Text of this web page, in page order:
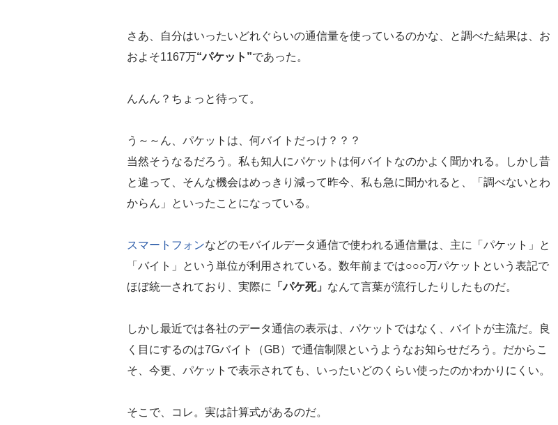
さあ、自分はいったいどれぐらいの通信量を使っているのかな、と調べた結果は、お
およそ1167万“パケット”であった。
んんん？ちょっと待って。
う～～ん、パケットは、何バイトだっけ？？？
当然そうなるだろう。私も知人にパケットは何バイトなのかよく聞かれる。しかし昔
と違って、そんな機会はめっきり減って昨今、私も急に聞かれると、「調べないとわ
からん」といったことになっている。
スマートフォンなどのモバイルデータ通信で使われる通信量は、主に「パケット」と
「バイト」という単位が利用されている。数年前までは○○○万パケットという表記で
ほぼ統一されており、実際に
「パケ死」 なんて言葉が流行したりしたものだ。
しかし最近では各社のデータ通信の表示は、パケットではなく、バイトが主流だ。良
く目にするのは7Gバイト（GB）で通信制限というようなお知らせだろう。だからこ
そ、今更、パケットで表示されても、いったいどのくらい使ったのかわかりにくい。
そこで、コレ。実は計算式があるのだ。